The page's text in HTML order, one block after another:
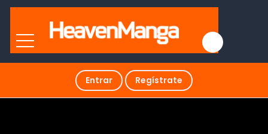
Entrar Regístrate